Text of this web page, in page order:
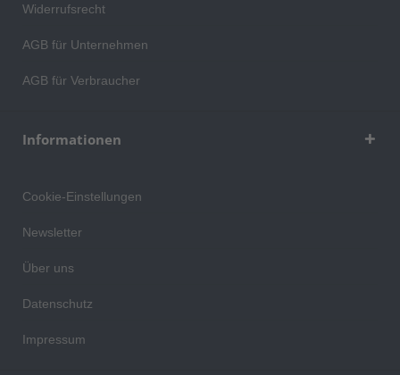
Widerrufsrecht
AGB für Unternehmen
AGB für Verbraucher
Informationen
Cookie-Einstellungen
Newsletter
Über uns
Datenschutz
Impressum